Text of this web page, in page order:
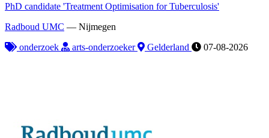
PhD candidate 'Treatment Optimisation for Tuberculosis'
Radboud UMC — Nijmegen
onderzoek
arts-onderzoeker Gelderland 07-08-2026